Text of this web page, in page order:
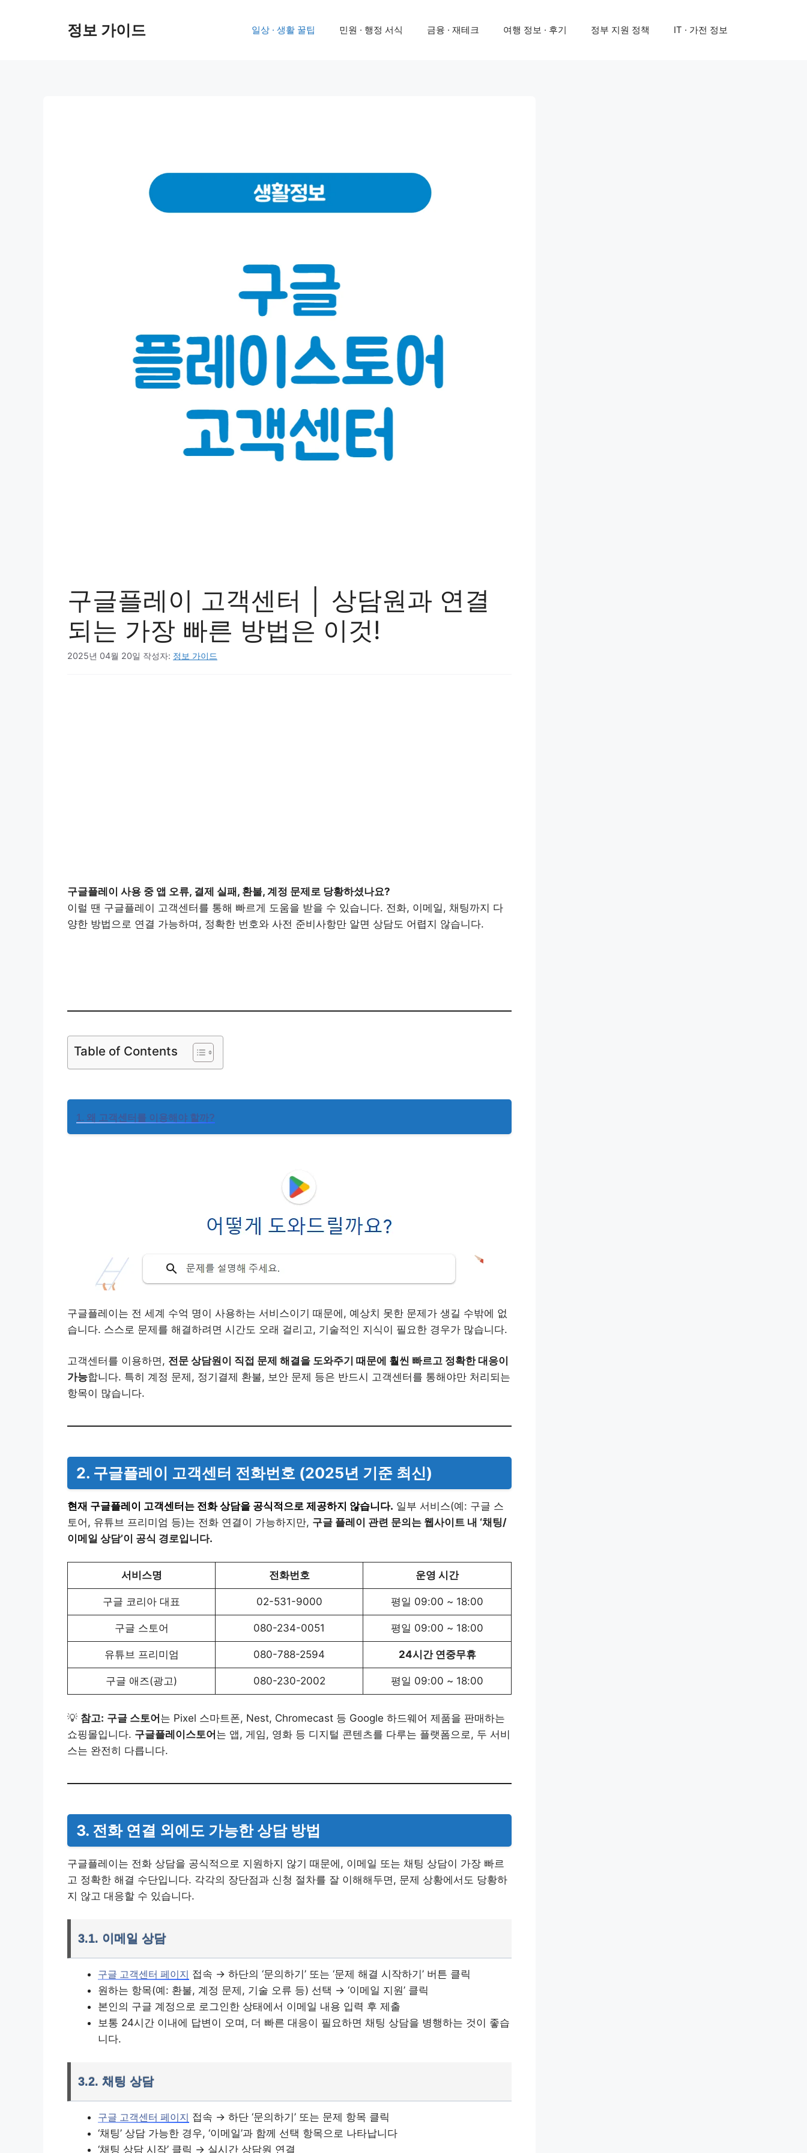
정보 가이드 일상 · 생활 꿀팁 민원 · 행정 서식 금융 · 재테크 여행 정보 · 후기 정부 지원 정책 IT · 가전 정보
구글플레이 고객센터 │ 상담원과 연결
되는 가장 빠른 방법은 이것!
2025년 04월 20일 작성자: 정보 가이드
구글플레이 사용 중 앱 오류, 결제 실패, 환불, 계정 문제로 당황하셨나요?
이럴 땐 구글플레이 고객센터를 통해 빠르게 도움을 받을 수 있습니다. 전화, 이메일, 채팅까지 다
양한 방법으로 연결 가능하며, 정확한 번호와 사전 준비사항만 알면 상담도 어렵지 않습니다.
Table of Contents
1. 왜 고객센터를 이용해야 할까?
구글플레이는 전 세계 수억 명이 사용하는 서비스이기 때문에, 예상치 못한 문제가 생길 수밖에 없
습니다. 스스로 문제를 해결하려면 시간도 오래 걸리고, 기술적인 지식이 필요한 경우가 많습니다.
고객센터를 이용하면, 전문 상담원이 직접 문제 해결을 도와주기 때문에 훨씬 빠르고 정확한 대응이
가능합니다. 특히 계정 문제, 정기결제 환불, 보안 문제 등은 반드시 고객센터를 통해야만 처리되는
항목이 많습니다.
2. 구글플레이 고객센터 전화번호 (2025년 기준 최신)
현재 구글플레이 고객센터는 전화 상담을 공식적으로 제공하지 않습니다. 일부 서비스(예: 구글 스
토어, 유튜브 프리미엄 등)는 전화 연결이 가능하지만, 구글 플레이 관련 문의는 웹사이트 내 ‘채팅/
이메일 상담’이 공식 경로입니다.
서비스명 전화번호 운영 시간
구글 코리아 대표 02-531-9000 평일 09:00 ~ 18:00
구글 스토어 080-234-0051 평일 09:00 ~ 18:00
유튜브 프리미엄 080-788-2594 24시간 연중무휴
구글 애즈(광고) 080-230-2002 평일 09:00 ~ 18:00
💡 참고: 구글 스토어는 Pixel 스마트폰, Nest, Chromecast 등 Google 하드웨어 제품을 판매하는
쇼핑몰입니다. 구글플레이스토어는 앱, 게임, 영화 등 디지털 콘텐츠를 다루는 플랫폼으로, 두 서비
스는 완전히 다릅니다.
3. 전화 연결 외에도 가능한 상담 방법
구글플레이는 전화 상담을 공식적으로 지원하지 않기 때문에, 이메일 또는 채팅 상담이 가장 빠르
고 정확한 해결 수단입니다. 각각의 장단점과 신청 절차를 잘 이해해두면, 문제 상황에서도 당황하
지 않고 대응할 수 있습니다.
3.1. 이메일 상담
구글 고객센터 페이지
접속 → 하단의 ‘문의하기’ 또는 ‘문제 해결 시작하기’ 버튼 클릭
원하는 항목(예: 환불, 계정 문제, 기술 오류 등) 선택 → ‘이메일 지원’ 클릭
본인의 구글 계정으로 로그인한 상태에서 이메일 내용 입력 후 제출
보통 24시간 이내에 답변이 오며, 더 빠른 대응이 필요하면 채팅 상담을 병행하는 것이 좋습
니다.
3.2. 채팅 상담
구글 고객센터 페이지
접속 → 하단 ‘문의하기’ 또는 문제 항목 클릭
‘채팅’ 상담 가능한 경우, ‘이메일’과 함께 선택 항목으로 나타납니다
‘채팅 상담 시작’ 클릭 → 실시간 상담원 연결